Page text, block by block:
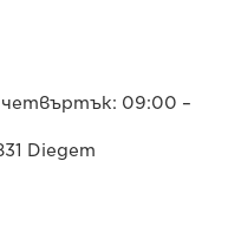
четвъртък: 09:00 –
Diegem